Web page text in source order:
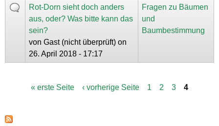
Rot-Dorn sieht doch anders
aus, oder? Was bitte kann das
sein?
von Gast (nicht überprüft) on
26. April 2018 - 17:17
Fragen zu Bäumen
und
Baumbestimmung
t
« erste Seite ‹ vorherige Seite 1 2 3 4